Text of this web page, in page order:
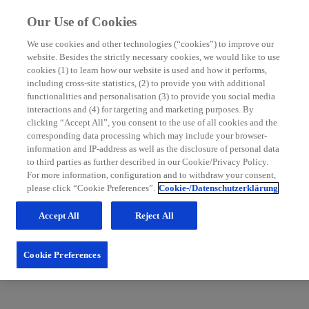
MS Nurse Bereich
Mit grundlegenden Informationen zur Multiplen Sklerose
sowie hilfreichen Tipps für die Patientenbetreuung möchten
wir Sie in Ihrem Praxisalltag unterstützen. Schauen Sie
regelmäßig im MS Nurse Bereich vorbei: Wir erweitern
unsere Inhalte und Services stetig für Sie.
Zum Nurse Bereich
Our Use of Cookies
We use cookies and other technologies (“cookies”) to improve our
website. Besides the strictly necessary cookies, we would like to use
cookies (1) to learn how our website is used and how it performs,
including cross-site statistics, (2) to provide you with additional
functionalities and personalisation (3) to provide you social media
interactions and (4) for targeting and marketing purposes. By
clicking “Accept All”, you consent to the use of all cookies and the
corresponding data processing which may include your browser-
information and IP-address as well as the disclosure of personal data
to third parties as further described in our Cookie/Privacy Policy.
For more information, configuration and to withdraw your consent,
please click “Cookie Preferences”. Cookie-/Datenschutzerklärung
Cookie Preferences
Reject All
Accept All